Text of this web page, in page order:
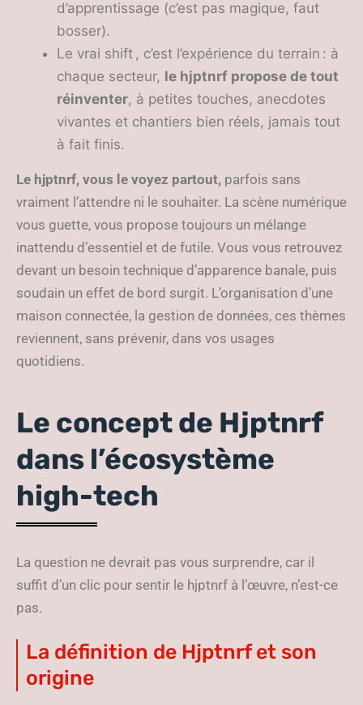
d’apprentissage (c’est pas magique, faut
bosser).
Le vrai shift , c’est l’expérience du terrain : à
chaque secteur, le hjptnrf propose de tout
réinventer, à petites touches, anecdotes
vivantes et chantiers bien réels, jamais tout
à fait finis.
Le hjptnrf, vous le voyez partout, parfois sans
vraiment l’attendre ni le souhaiter. La scène numérique
vous guette, vous propose toujours un mélange
inattendu d’essentiel et de futile. Vous vous retrouvez
devant un besoin technique d’apparence banale, puis
soudain un effet de bord surgit. L’organisation d’une
maison connectée, la gestion de données, ces thèmes
reviennent, sans prévenir, dans vos usages
quotidiens.
Le concept de Hjptnrf
dans l’écosystème
high-tech
La question ne devrait pas vous surprendre, car il
suffit d’un clic pour sentir le hjptnrf à l’œuvre, n’est-ce
pas.
La définition de Hjptnrf et son
origine